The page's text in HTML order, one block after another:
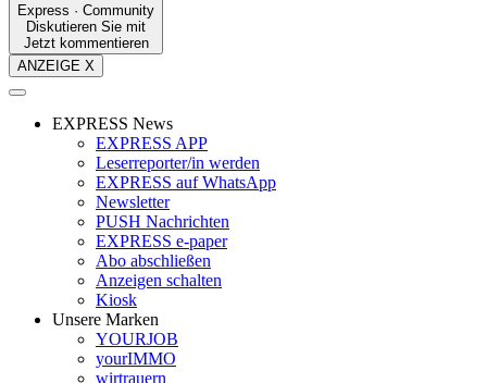
Express · Community
Diskutieren Sie mit
Jetzt kommentieren
ANZEIGE X
EXPRESS News
EXPRESS APP
Leserreporter/in werden
EXPRESS auf WhatsApp
Newsletter
PUSH Nachrichten
EXPRESS e-paper
Abo abschließen
Anzeigen schalten
Kiosk
Unsere Marken
YOURJOB
yourIMMO
wirtrauern